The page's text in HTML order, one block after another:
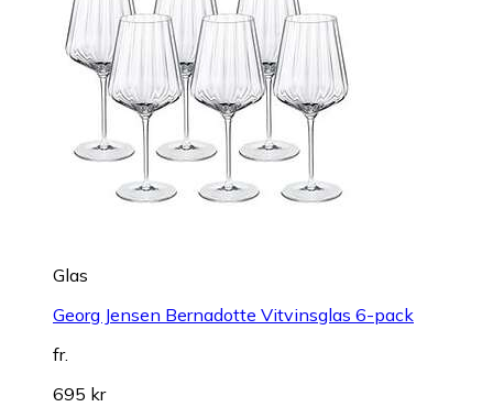
Glas
Georg Jensen Bernadotte Vitvinsglas 6-pack
fr.
695 kr